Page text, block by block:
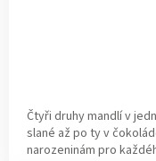
Čtyři druhy mandlí v
slané až po ty v
narozeninám pro